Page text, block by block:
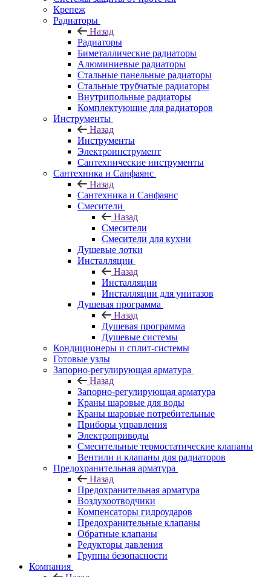
Крепеж
Радиаторы
Назад
Радиаторы
Биметаллические радиаторы
Алюминиевые радиаторы
Стальные панельные радиаторы
Стальные трубчатые радиаторы
Внутрипольные радиаторы
Комплектующие для радиаторов
Инструменты
Назад
Инструменты
Электроинструмент
Сантехнические инструменты
Сантехника и Санфаянс
Назад
Сантехника и Санфаянс
Смесители
Назад
Смесители
Смесители для кухни
Душевые лотки
Инсталляции
Назад
Инсталляции
Инсталляции для унитазов
Душевая программа
Назад
Душевая программа
Душевые системы
Кондиционеры и сплит-системы
Готовые узлы
Запорно-регулирующая арматура
Назад
Запорно-регулирующая арматура
Краны шаровые для воды
Краны шаровые потребительные
Приборы управления
Электроприводы
Смесительные термостатические клапаны
Вентили и клапаны для радиаторов
Предохранительная арматура
Назад
Предохранительная арматура
Воздухоотводчики
Компенсаторы гидроударов
Предохранительные клапаны
Обратные клапаны
Редукторы давления
Группы безопасности
Компания